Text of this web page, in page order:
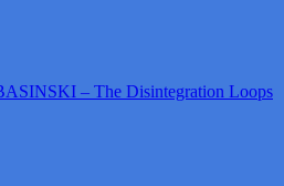
– The Disintegration Loops